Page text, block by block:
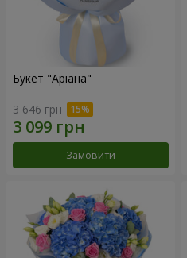
Букет "Аріана"
3 646 грн
Замовити